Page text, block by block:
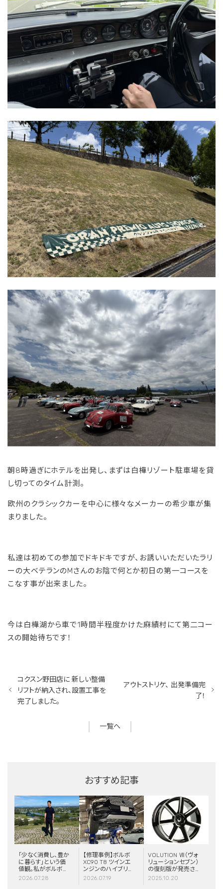
朝8時過ぎにホテルを出発し、まずは白樺リゾート駐車場を貸
し切ってのタイム計測。
欧州のクラシックカーを中心に様々なメーカーの希少車が集
まりました。
私達は初めての参加でドキドキですが、お誘いいただいたラリ
ーの大ベテランのMさんのお陰で何とか初日の第一コースを
こなす事が出来ました。
今は白樺湖から車で1時間半程度かけた麻績村にて第二コー
スの開始待ちです！
コクスン野田店に 新しい整備
リフトが納入され、設置工事を
完了しました。
一覧へ
アウトストリケ、 出発準備完
了！
おすすめ記事
「少なく消費し、豊か
に暮らす」という価
値観。私がボルボと
スウェーデンに惹か
2026.07.28
【修理事例】ボルボ
XC90 T8 ツインエ
ンジンのハイブリッ
ドシステム故障・
2026.07.19
VOLUTION Ⅶ（ヴォ
リューションセブン）
の復刻版が発売さ
れました！
2025.10.20